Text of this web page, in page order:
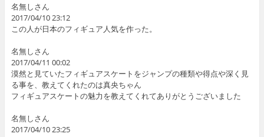
名無しさん
2017/04/10 23:12
この人が日本のフィギュア人気を作った。
名無しさん
2017/04/11 00:02
漠然と見ていたフィギュアスケートをジャンプの種類や得点や深く見
る事を、教えてくれたのは真央ちゃん
フィギュアスケートの魅力を教えてくれてありがとうございました
名無しさん
2017/04/10 23:25